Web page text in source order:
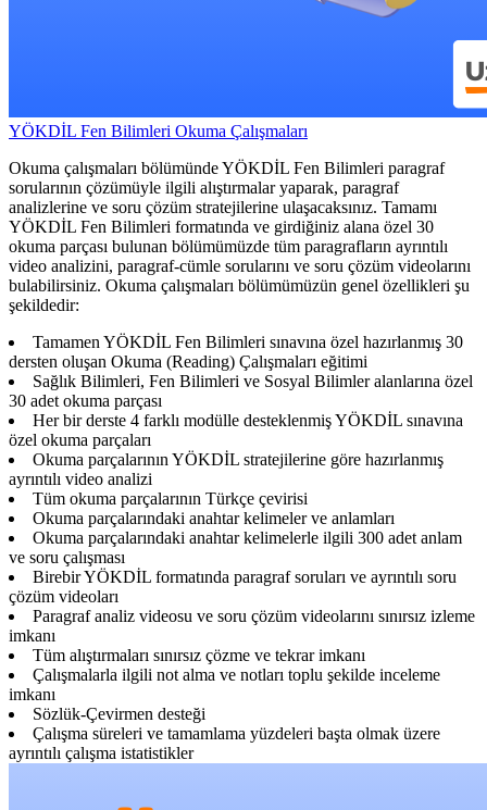
YÖKDİL Fen Bilimleri Okuma Çalışmaları
Okuma çalışmaları bölümünde YÖKDİL Fen Bilimleri paragraf
sorularının çözümüyle ilgili alıştırmalar yaparak, paragraf
analizlerine ve soru çözüm stratejilerine ulaşacaksınız. Tamamı
YÖKDİL Fen Bilimleri formatında ve girdiğiniz alana özel 30
okuma parçası bulunan bölümümüzde tüm paragrafların ayrıntılı
video analizini, paragraf-cümle sorularını ve soru çözüm videolarını
bulabilirsiniz. Okuma çalışmaları bölümümüzün genel özellikleri şu
şekildedir:
Tamamen YÖKDİL Fen Bilimleri sınavına özel hazırlanmış 30
dersten oluşan Okuma (Reading) Çalışmaları eğitimi
Sağlık Bilimleri, Fen Bilimleri ve Sosyal Bilimler alanlarına özel
30 adet okuma parçası
Her bir derste 4 farklı modülle desteklenmiş YÖKDİL sınavına
özel okuma parçaları
Okuma parçalarının YÖKDİL stratejilerine göre hazırlanmış
ayrıntılı video analizi
Tüm okuma parçalarının Türkçe çevirisi
Okuma parçalarındaki anahtar kelimeler ve anlamları
Okuma parçalarındaki anahtar kelimelerle ilgili 300 adet anlam
ve soru çalışması
Birebir YÖKDİL formatında paragraf soruları ve ayrıntılı soru
çözüm videoları
Paragraf analiz videosu ve soru çözüm videolarını sınırsız izleme
imkanı
Tüm alıştırmaları sınırsız çözme ve tekrar imkanı
Çalışmalarla ilgili not alma ve notları toplu şekilde inceleme
imkanı
Sözlük-Çevirmen desteği
Çalışma süreleri ve tamamlama yüzdeleri başta olmak üzere
ayrıntılı çalışma istatistikler